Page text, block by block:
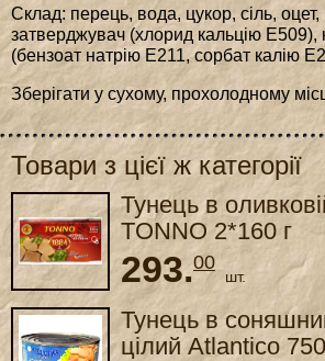
Cклад: перець, вода, цукор, сіль, оцет,
затверджувач (хлорид кальцію Е509),
(бензоат натрію Е211, сорбат калію
Зберігати у сухому, прохолодному
Товари з цієї ж категорії
Тунець в
TONNO 2*160 г
293.00
шт.
Тунець в
цілий Atlantico